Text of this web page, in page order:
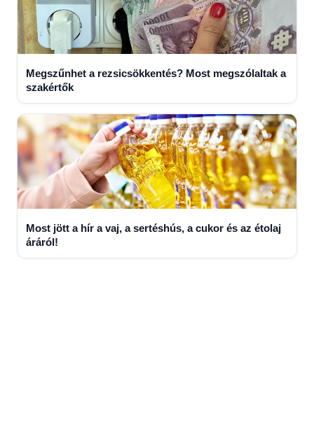
Megszűnhet a rezsicsökkentés? Most megszólaltak a
szakértők
Most jött a hír a vaj, a sertéshús, a cukor és az étolaj
áráról!